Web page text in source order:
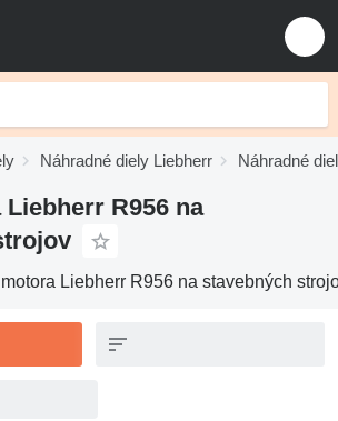
Náhradné diely Liebherr Náhradné
R956 na
Liebherr R956 na stavebných